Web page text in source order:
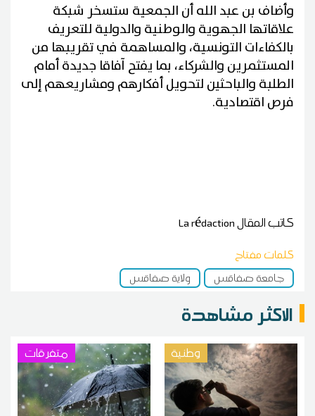
وأضاف بن عبد الله أن الجمعية ستسخر شبكة
علاقاتها الجهوية والوطنية والدولية للتعريف
بالكفاءات التونسية، والمساهمة في تقريبها من
المستثمرين والشركاء، بما يفتح آفاقا جديدة أمام
الطلبة والباحثين لتحويل أفكارهم ومشاريعهم إلى
فرص اقتصادية.
كاتب المقالLa rédaction
كلمات مفتاح
جامعة صفاقس
ولاية صفاقس
الاكثر مشاهدة
وطنية متفرقات